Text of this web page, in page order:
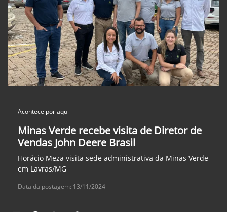
Acontece por aqui
Minas Verde recebe visita de Diretor de
Vendas John Deere Brasil
Horácio Meza visita sede administrativa da Minas Verde
em Lavras/MG
Data da postagem: 13/11/2024